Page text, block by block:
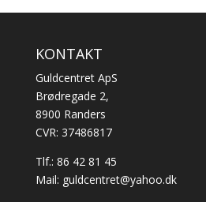
KONTAKT
Guldcentret ApS
Brødregade 2,
8900 Randers
CVR: 37486817
Tlf.: 86 42 81 45
Mail: guldcentret@yahoo.dk